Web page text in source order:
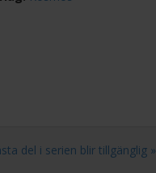
del i serien blir tillgänglig »